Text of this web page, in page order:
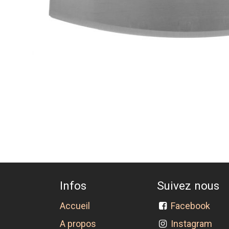
Infos
Accueil
A propos
Suivez nous
Facebook
Instagram